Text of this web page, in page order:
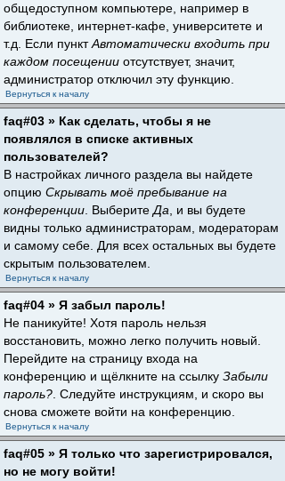
общедоступном компьютере, например в
библиотеке, интернет-кафе, университете и
т.д. Если пунктАвтоматически входить при
каждом посещении отсутствует, значит,
администратор отключил эту функцию.
Вернуться к началу
faq#03 » Как сделать, чтобы я не
появлялся в списке активных
пользователей?
В настройках личного раздела вы найдете
опцию Скрывать моё пребывание на
конференции . Выберите Да , и вы будете
видны только администраторам, модераторам
и самому себе. Для всех остальных вы будете
скрытым пользователем.
Вернуться к началу
faq#04 » Я забыл пароль!
Не паникуйте! Хотя пароль нельзя
восстановить, можно легко получить новый.
Перейдите на страницу входа на
конференцию и щёлкните на ссылку Забыли
пароль? . Следуйте инструкциям, и скоро вы
снова сможете войти на конференцию.
Вернуться к началу
faq#05 » Я только что зарегистрировался,
но не могу войти!